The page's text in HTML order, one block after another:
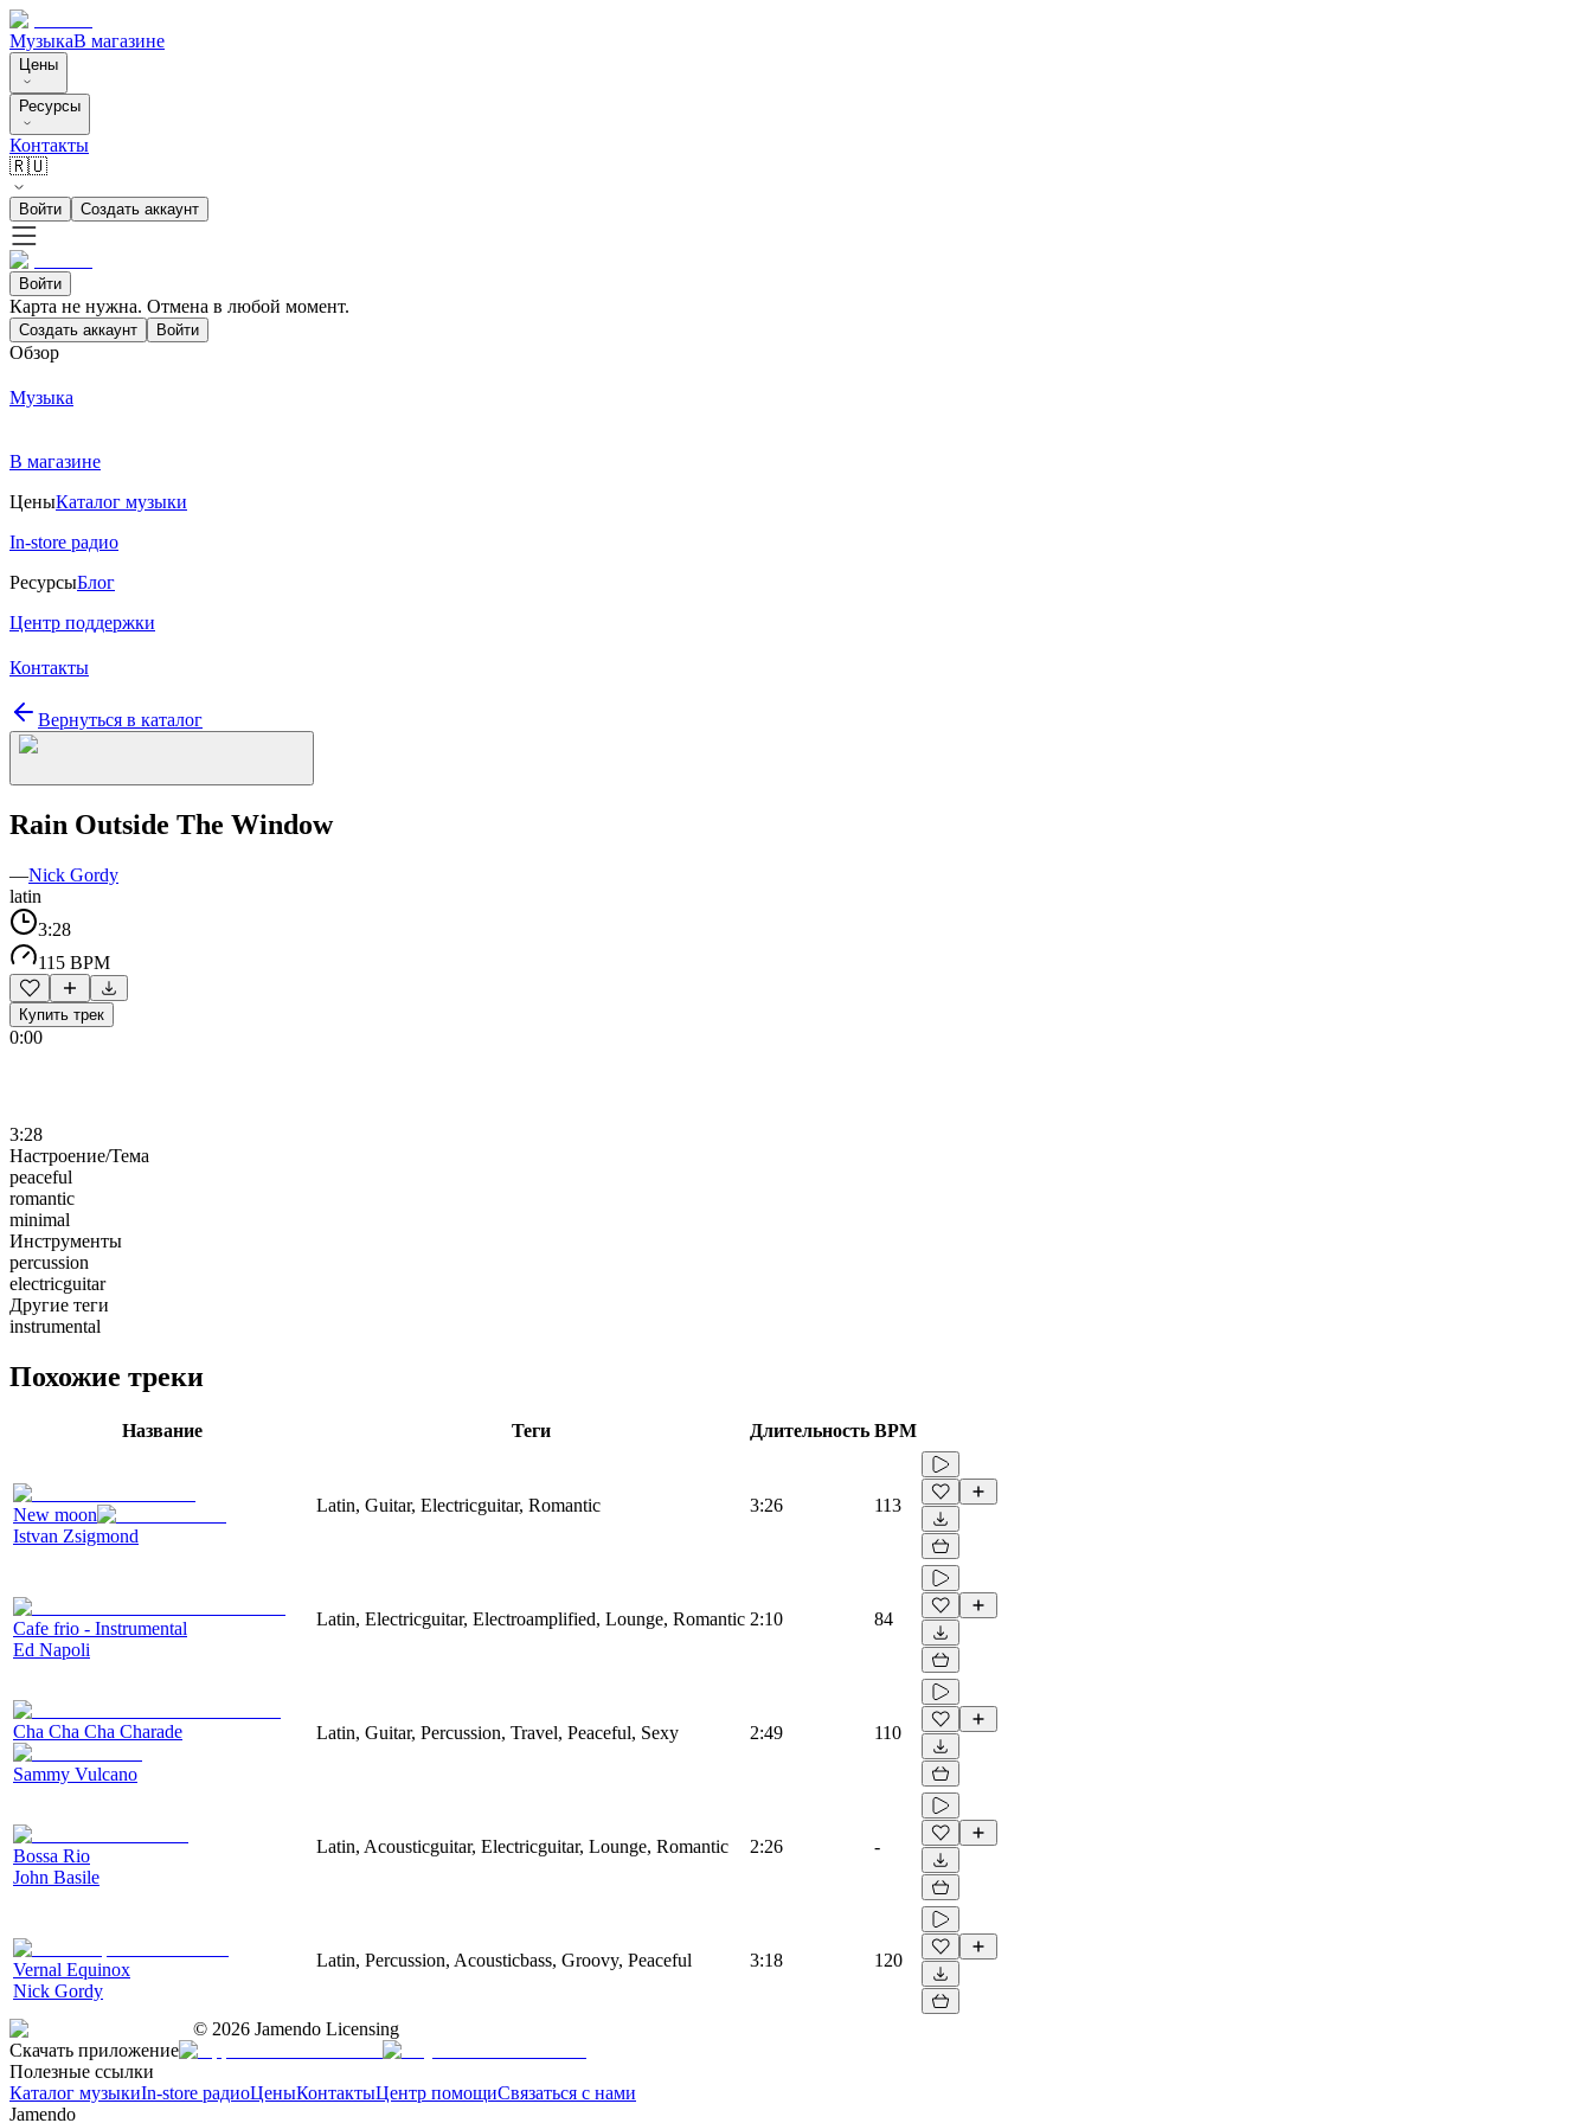
МузыкаВ магазине
Цены
Ресурсы
Контакты
🇷🇺
Войти Создать аккаунт
Войти
Карта не нужна. Отмена в любой момент.
Создать аккаунт Войти
Обзор
Музыка
В магазине
ЦеныКаталог музыки
In-store радио
РесурсыБлог
Центр поддержки
Контакты
Вернуться в каталог
Rain Outside The Window
—Nick Gordy
latin
3:28
115 BPM
Купить трек
0:00
3:28
Настроение/Тема
peaceful
romantic
minimal
Инструменты
percussion
electricguitar
Другие теги
instrumental
Похожие треки
Название Теги Длительность BPM
New moon
Istvan Zsigmond
Latin, Guitar, Electricguitar, Romantic 3:26 113
Cafe frio - Instrumental
Ed Napoli
Latin, Electricguitar, Electroamplified, Lounge, Romantic 2:10 84
Cha Cha Cha Charade
Sammy Vulcano
Latin, Guitar, Percussion, Travel, Peaceful, Sexy 2:49 110
Bossa Rio
John Basile
Latin, Acousticguitar, Electricguitar, Lounge, Romantic 2:26 -
Vernal Equinox
Nick Gordy
Latin, Percussion, Acousticbass, Groovy, Peaceful 3:18 120
© 2026 Jamendo Licensing
Скачать приложение
Полезные ссылки
Каталог музыкиIn-store радиоЦеныКонтактыЦентр помощиСвязаться с нами
Jamendo